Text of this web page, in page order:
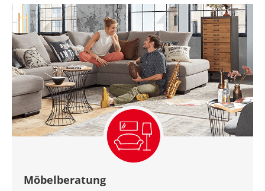
Möbelberatung